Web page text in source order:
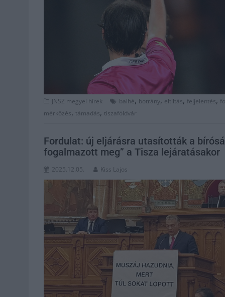
JNSZ megyei hírek balhé, botrány, eltiltás, feljelentés,
mérkőzés, támadás, tiszaföldvár
Fordulat: új eljárásra utasították a
fogalmazott meg” a Tisza lejáratásakor
2025.12.05. Kiss Lajos